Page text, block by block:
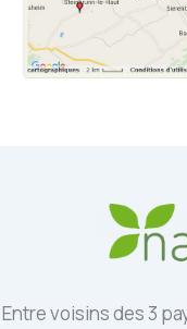
Entre voisins des 3